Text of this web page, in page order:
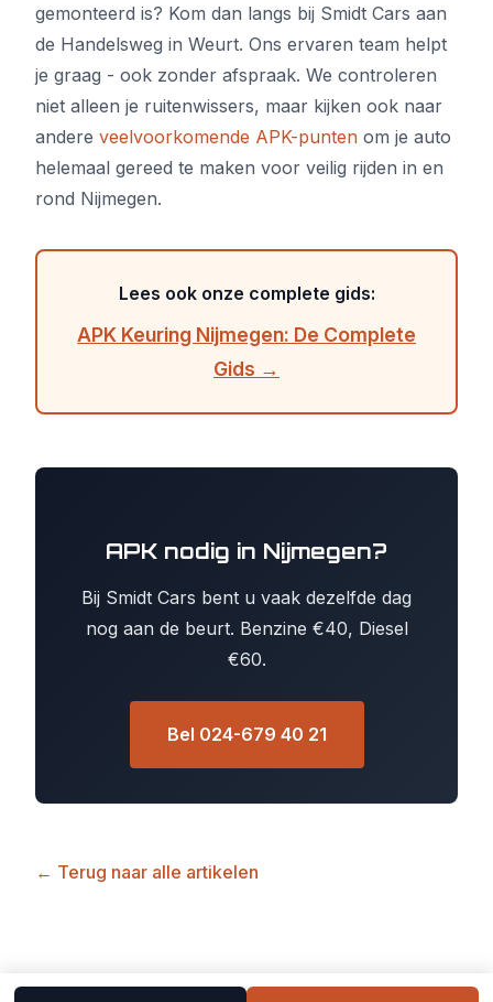
gemonteerd is? Kom dan langs bij Smidt Cars aan
de Handelsweg in Weurt. Ons ervaren team helpt
je graag - ook zonder afspraak. We controleren
niet alleen je ruitenwissers, maar kijken ook naar
andere veelvoorkomende APK-punten om je auto
helemaal gereed te maken voor veilig rijden in en
rond Nijmegen.
Lees ook onze complete gids:
APK Keuring Nijmegen: De Complete
Gids →
APK nodig in Nijmegen?
Bij Smidt Cars bent u vaak dezelfde dag
nog aan de beurt. Benzine €40, Diesel
€60.
Bel 024-679 40 21
← Terug naar alle artikelen